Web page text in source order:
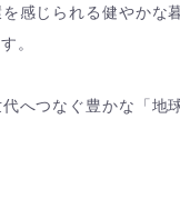
感じられる健やかな
。
へつなぐ豊かな「地